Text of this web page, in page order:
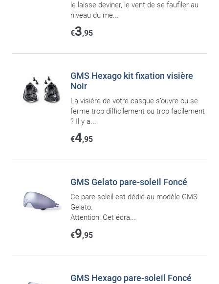
le laisse deviner, le vent de se faufiler au
niveau du me...
€3,95
GMS Hexago kit fixation visière
Noir
La visière de votre casque s’ouvre ou se
ferme trop difficilement ou trop facilement
? Il y a...
€4,95
GMS Gelato pare-soleil Foncé
Ce pare-soleil est dédié au modèle GMS
Gelato.
Attention! Cet écra...
€9,95
GMS Hexago pare-soleil Foncé